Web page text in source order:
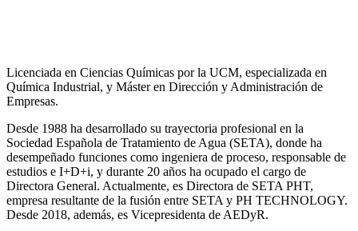
Licenciada en Ciencias Químicas por la UCM, especializada en
Química Industrial, y Máster en Dirección y Administración de
Empresas.
Desde 1988 ha desarrollado su trayectoria profesional en la
Sociedad Española de Tratamiento de Agua (SETA), donde ha
desempeñado funciones como ingeniera de proceso, responsable de
estudios e I+D+i, y durante 20 años ha ocupado el cargo de
Directora General. Actualmente, es Directora de SETA PHT,
empresa resultante de la fusión entre SETA y PH TECHNOLOGY.
Desde 2018, además, es Vicepresidenta de AEDyR.